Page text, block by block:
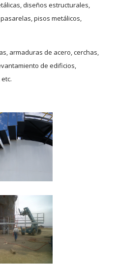
diseños estructurales,
pisos metálicos,
armaduras de acero, cerchas,
de edificios,